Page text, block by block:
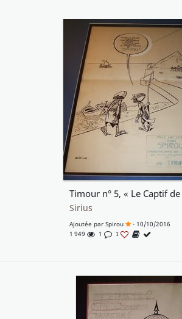
Sirius
Ajoutée par Spirou
- 10/10/2016
1 949
1 1